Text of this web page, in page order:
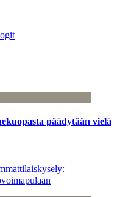
päädytään vielä